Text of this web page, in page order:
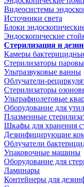
Видеосистемы
Источники света
Блоки
Эндоскопические
Стерилизация и
Камеры
Стерилизаторы
Ультразвуковые ванны
Облучатели-
Стерилизаторы
Ультрафиолетовые
Оборудование для
Плазменные
Шкафы для хранения
Дезинфицирующие
Облучатели
Упаковочные машины
Оборудование для
Ламинары
Контейнеры для